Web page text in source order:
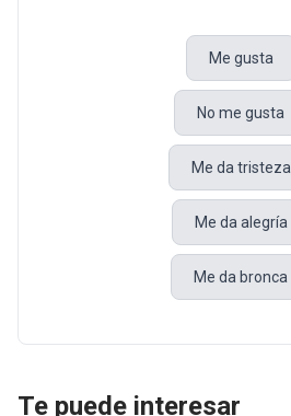
Me gusta
No me gusta
Me da tristeza
Me da alegría
Me da bronca
Te puede interesar